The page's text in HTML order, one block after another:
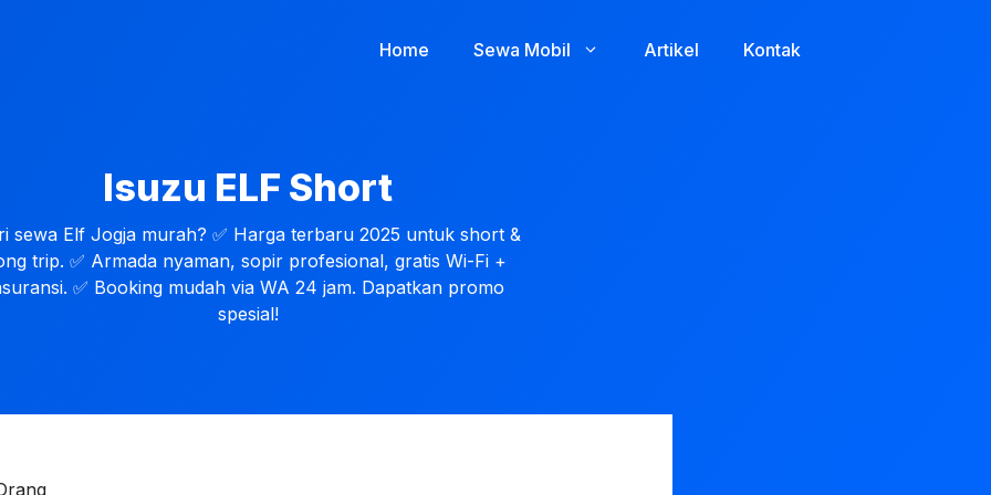
Home Sewa Mobil Artikel Kontak
Isuzu ELF Short
sewa Elf Jogja murah? ✅ Harga terbaru 2025 untuk short &
trip. ✅ Armada nyaman, sopir profesional, gratis Wi-Fi +
✅ Booking mudah via WA 24 jam. Dapatkan promo
spesial!